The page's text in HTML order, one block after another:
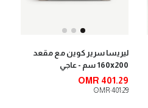
ليريسا سرير كوين مع مقعد
160x200 سم - عاجي
OMR 401.29
OMR 401.29